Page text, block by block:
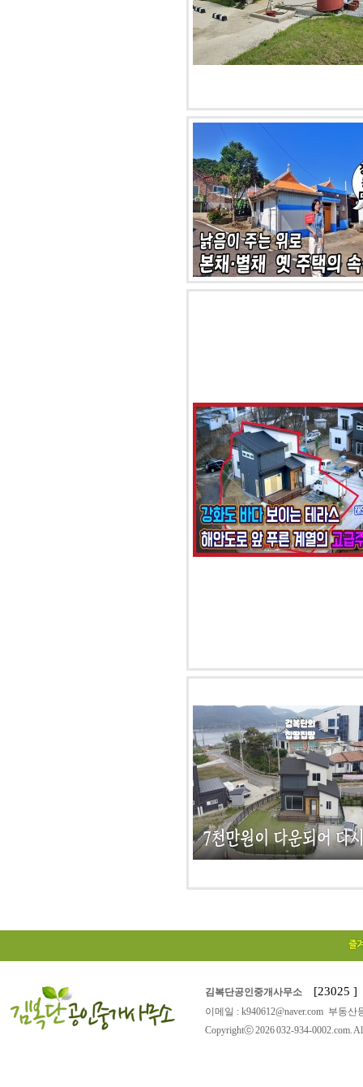
김복단공인중개사무소 [23025 ]
이메일 : k940612@naver.com 부동
Copyrightⓒ 2026 032-934-0002.com.